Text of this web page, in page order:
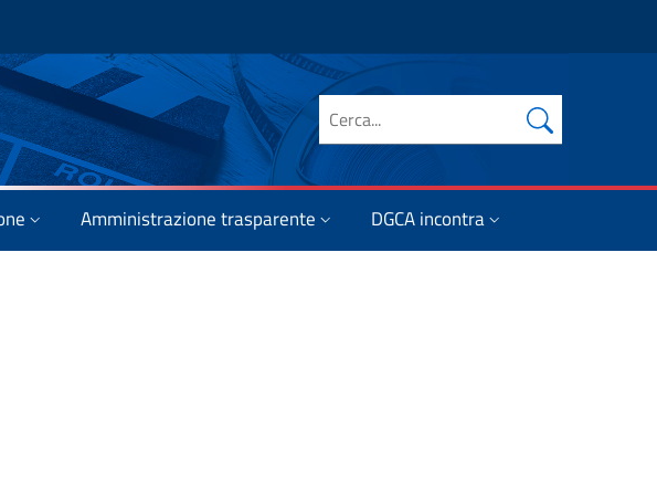
Cerca nel sito
Amministrazione trasparente DGCA incontra